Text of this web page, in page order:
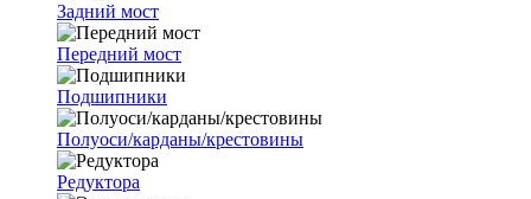
Задний мост
Передний мост
Подшипники
Полуоси/карданы/крестовины
Редуктора